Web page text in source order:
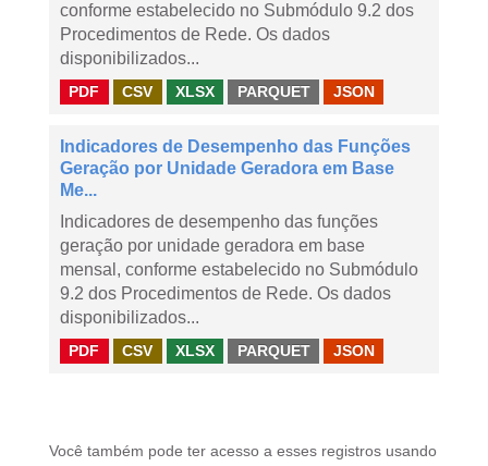
conforme estabelecido no Submódulo 9.2 dos
Procedimentos de Rede. Os dados
disponibilizados...
PDF CSV XLSX PARQUET JSON
Indicadores de Desempenho das Funções
Geração por Unidade Geradora em Base
Me...
Indicadores de desempenho das funções
geração por unidade geradora em base
mensal, conforme estabelecido no Submódulo
9.2 dos Procedimentos de Rede. Os dados
disponibilizados...
PDF CSV XLSX PARQUET JSON
Você também pode ter acesso a esses registros usando